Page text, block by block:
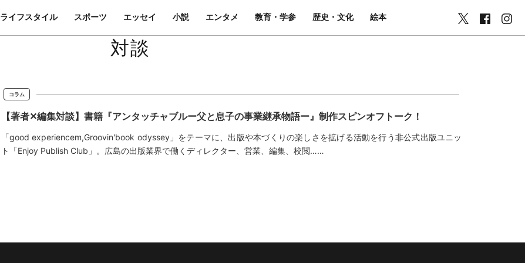
ライフスタイル スポーツ エッセイ 小説 エンタメ 教育・学参 歴史・文化 絵本
対談
コラム
【著者✕編集対談】書籍『アンタッチャブルー父と息子の事業継承物語ー』制作スピンオフトーク！
「good experiencem,Groovin'book odyssey」をテーマに、出版や本づくりの楽しさを拡げる活動を行う非公式出版ユニッ
ト「Enjoy Publish Club」。広島の出版業界で働くディレクター、営業、編集、校閲……